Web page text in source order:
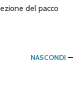
del pacco
NASCONDI